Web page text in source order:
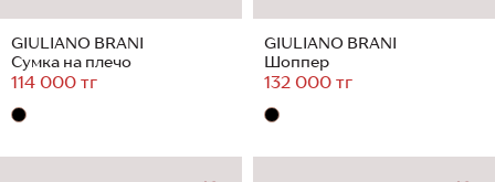
GIULIANO BRANI
Сумка на плечо
114 000 тг
GIULIANO BRANI
Шоппер
132 000 тг